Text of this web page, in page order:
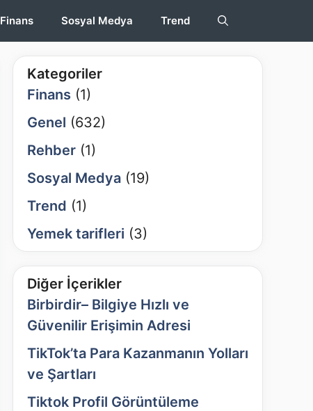
Finans Sosyal Medya Trend
Kategoriler
Finans (1)
Genel (632)
Rehber (1)
Sosyal Medya (19)
Trend (1)
Yemek tarifleri (3)
Diğer İçerikler
Birbirdir– Bilgiye Hızlı ve
Güvenilir Erişimin Adresi
TikTok’ta Para Kazanmanın Yolları
ve Şartları
Tiktok Profil Görüntüleme